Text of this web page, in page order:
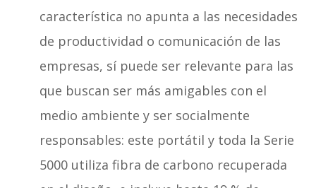
característica no apunta a las necesidades
de productividad o comunicación de las
empresas, sí puede ser relevante para las
que buscan ser más amigables con el
medio ambiente y ser socialmente
responsables: este portátil y toda la Serie
5000 utiliza fibra de carbono recuperada